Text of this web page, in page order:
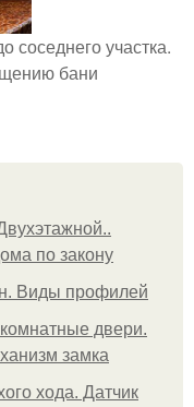
соседнего участка.
бани
по закону
Виды профилей
двери.
замка
хода. Датчик